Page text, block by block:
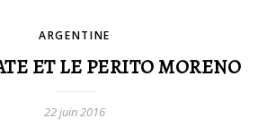
ARGENTINE
ET LE PERITO MORENO
22 juin 2016